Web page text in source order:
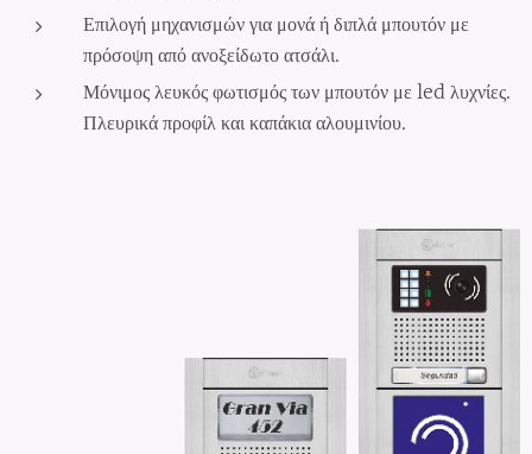
Επιλογή μηχανισμών για μονά ή διπλά μπουτόν με
πρόσοψη από ανοξείδωτο ατσάλι.
Μόνιμος λευκός φωτισμός των μπουτόν με led λυχνίες.
Πλευρικά προφίλ και καπάκια αλουμινίου.